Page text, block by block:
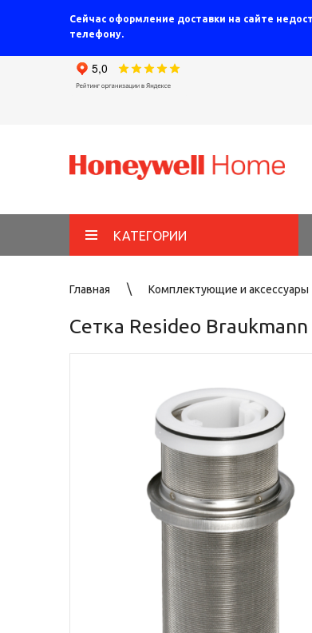
Сейчас оформление доставки на сайте
телефону.
КАТЕГОРИИ
Главная Комплектующие и аксессуары
Сетка Resideo